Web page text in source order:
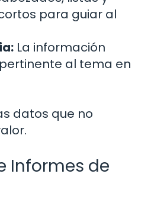
para guiar al
La información
al tema en
datos que no
Informes de